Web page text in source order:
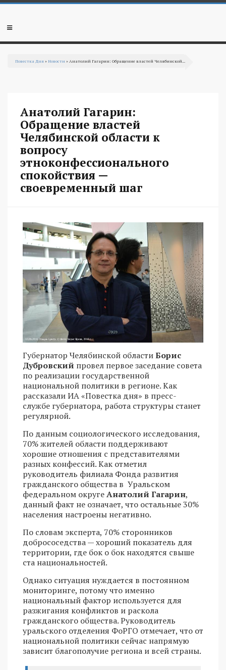
Перейти к основному содержанию
Мобильное
Повестка Дня »Новости » Анатолий Гагарин: Обращение властей Челябинской...
Анатолий Гагарин:
Обращение властей
Челябинской области к
вопросу
этноконфессионального
спокойствия —
своевременный шаг
Губернатор Челябинской областиБорис
Дубровский провел первое заседание совета
по реализации государственной
национальной политики в регионе. Как
рассказали ИА «Повестка дня» в пресс-
службе губернатора, работа структуры станет
регулярной.
По данным социологического исследования,
70% жителей области поддерживают
хорошие отношения с представителями
разных конфессий. Как отметил
руководитель филиала Фонда развития
гражданского общества в Уральском
федеральном округеАнатолий Гагарин,
данный факт не означает, что остальные 30%
населения настроены негативно.
По словам эксперта, 70% сторонников
добрососедства — хороший показатель для
территории, где бок о бок находятся свыше
ста национальностей.
Однако ситуация нуждается в постоянном
мониторинге, потому что именно
национальный фактор используется для
разжигания конфликтов и раскола
гражданского общества. Руководитель
уральского отделения ФоРГО отмечает, что от
национальной политики сейчас напрямую
зависит благополучие региона и всей страны.